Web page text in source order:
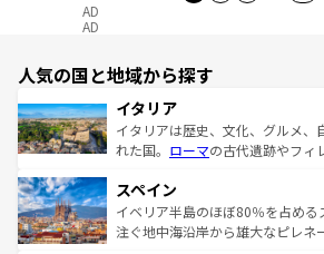
AD
AD
人気の国と地域から探す
イタリア
イタリアは歴史、文化、グルメ、
れた国。 ローマの古代遺跡やフィ
ろん、トスカーナの美しい田園風
景など、自然景観も見逃せない。
ピザやパスタなど、絶品のイタリ
スペイン
イベリア半島のほぼ80％を占める
注ぐ地中海沿岸から雄大なピレネ